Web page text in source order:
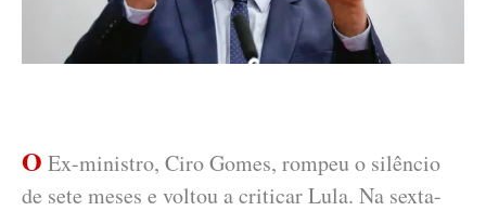
O Ex-ministro, Ciro Gomes, rompeu o silêncio
de sete meses e voltou a criticar Lula. Na sexta-